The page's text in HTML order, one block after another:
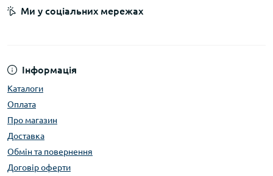
Інформація
Каталоги
Оплата
Про магазин
Доставка
Обмін та повернення
Договір оферти
Ми у соціальних мережах